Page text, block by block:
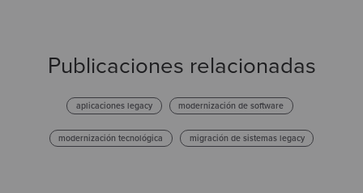
Publicaciones relacionadas
aplicaciones legacy modernización de software
modernización tecnológica migración de sistemas legacy